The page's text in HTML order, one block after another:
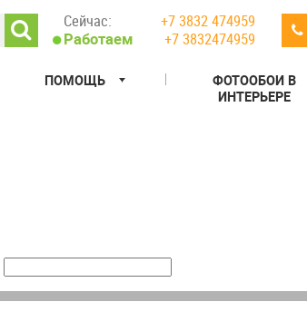
Сейчас:
Работаем
+7 3832 474959
+7 3832474959
ПОМОЩЬ
ФОТООБОИ В
ИНТЕРЬЕРЕ